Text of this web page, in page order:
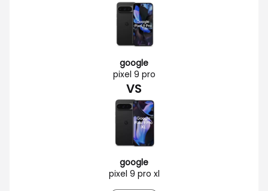
google
pixel 9 pro
VS
google
pixel 9 pro xl